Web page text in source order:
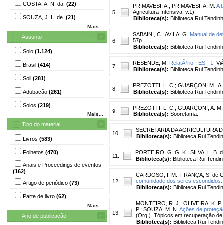
COSTA, A. N. da. (22)
SOUZA, J. L. de. (21)
Mais...
Assunto
Solo (1.124)
Brasil (414)
Soil (281)
Adubação (261)
Solos (219)
Mais...
Tipo do material
Livros (583)
Folhetos (470)
Anais e Proceedings de eventos
(162)
Artigo de periódico (73)
Parte de livro (62)
Mais...
Ano de publicação
5.
PRIMAVESI, A. ; PRIMAVESI, A. M. A
Agricultura Intensiva, v.1).
Biblioteca(s): Biblioteca Rui
6.
SABAINI, C. ; AVILA, G.
Manual de
57p.
Biblioteca(s): Biblioteca Rui
7.
RESENDE, M. RelatÃ³rio - ES - 1.
Biblioteca(s): Biblioteca Rui
8.
PREZOTTI, L. C. ; GUARÇONI M., A.
Biblioteca(s): Biblioteca Rui
9.
PREZOTTI, L. C. ; GUARÇONI, A. M.
Biblioteca(s): Sooretama.
10.
SECRETARIA DA AGRICULTURA
Biblioteca(s): Biblioteca Rui
11.
PORTEIRO, G. G. K. ; SILVA, L. B.
Biblioteca(s): Biblioteca Rui
12.
CARDOSO, I. M. ; FRANÇA, S. de
comunidade dos seres escondidos.
Biblioteca(s): Biblioteca Rui
13.
MONTEIRO, R. J. ; OLIVEIRA, K.
P. ; SOUZA, M. N. Ações de
(Org.). Tópicos em recuperação
Biblioteca(s): Biblioteca Rui